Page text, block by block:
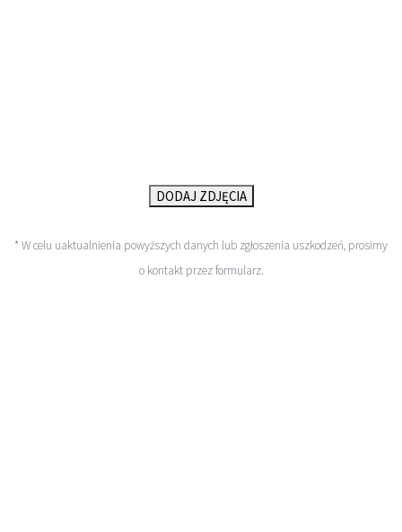
DODAJ ZDJĘCIA
* W celu uaktualnienia powyższych danych lub zgłoszenia uszkodzeń, prosimy
o kontakt przezformularz.